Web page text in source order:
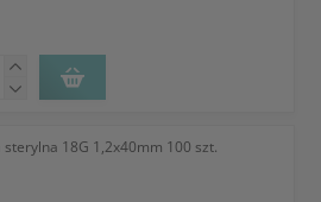
sterylna 18G 1,2x40mm 100 szt.